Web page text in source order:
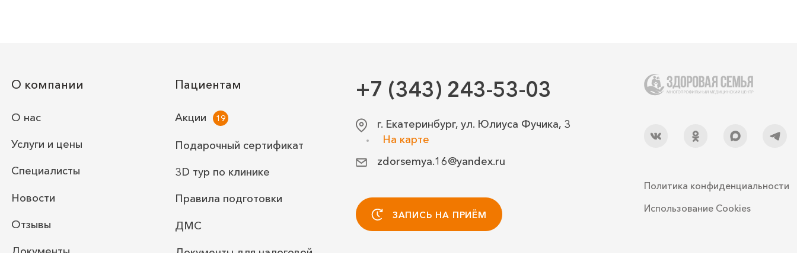
+7 (343) 243-53-03
г. Екатеринбург, ул. Юлиуса Фучика, 3
На карте
zdorsemya.16@yandex.ru
ЗАПИСЬ НА ПРИЁМ
О компании
О нас
Услуги и цены
Специалисты
Новости
Отзывы
Пациентам
Акции
Подарочный сертификат
3D тур по клинике
Правила подготовки
ДМС
Политика конфиденциальности
Использование Cookies